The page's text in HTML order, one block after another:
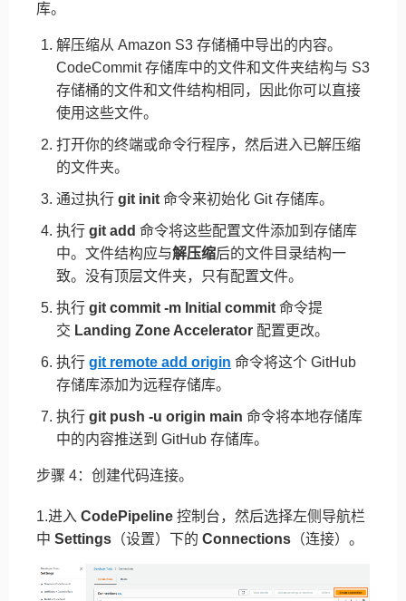
库。
解压缩从 Amazon S3 存储桶中导出的内容。
CodeCommit 存储库中的文件和文件夹结构与 S3
存储桶的文件和文件结构相同，因此你可以直接
使用这些文件。
打开你的终端或命令行程序，然后进入已解压缩
的文件夹。
通过执行 git init 命令来初始化 Git 存储库。
执行 git add 命令将这些配置文件添加到存储库
中。文件结构应与解压缩后的文件目录结构一
致。没有顶层文件夹，只有配置文件。
执行 git commit -m Initial commit 命令提
交 Landing Zone Accelerator 配置更改。
执行 git remote add origin 命令将这个 GitHub
存储库添加为远程存储库。
执行 git push -u origin main 命令将本地存储库
中的内容推送到 GitHub 存储库。
步骤 4：创建代码连接。
1.进入 CodePipeline 控制台，然后选择左侧导航栏
中 Settings （设置）下的 Connections （连接）。